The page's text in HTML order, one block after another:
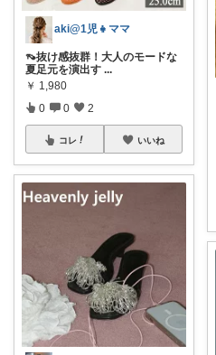
aki@1児👧ママ
👡抜け感抜群！大人のモードな
夏足元を演出す ...
￥ 1,980
0 0 2
コレ いいね